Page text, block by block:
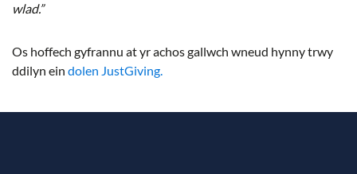
wlad.”
Os hoffech gyfrannu at yr achos gallwch wneud hynny trwy
ddilyn ein dolen JustGiving.